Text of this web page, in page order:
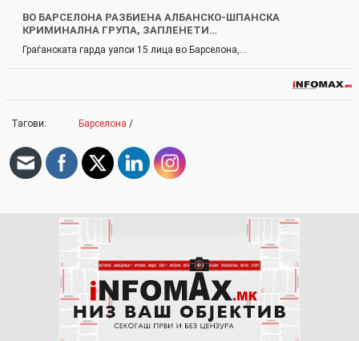
ВО БАРСЕЛОНА РАЗБИЕНА АЛБАНСКО-ШПАНСКА
КРИМИНАЛНА ГРУПА, ЗАПЛЕНЕТИ…
Граѓанската гарда уапси 15 лица во Барселона,…
Тагови: Барселона /